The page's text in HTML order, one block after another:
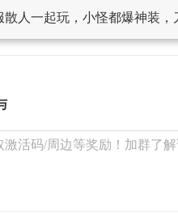
散人一起玩，小怪都爆神装，
激活码/周边等奖励！加群了解